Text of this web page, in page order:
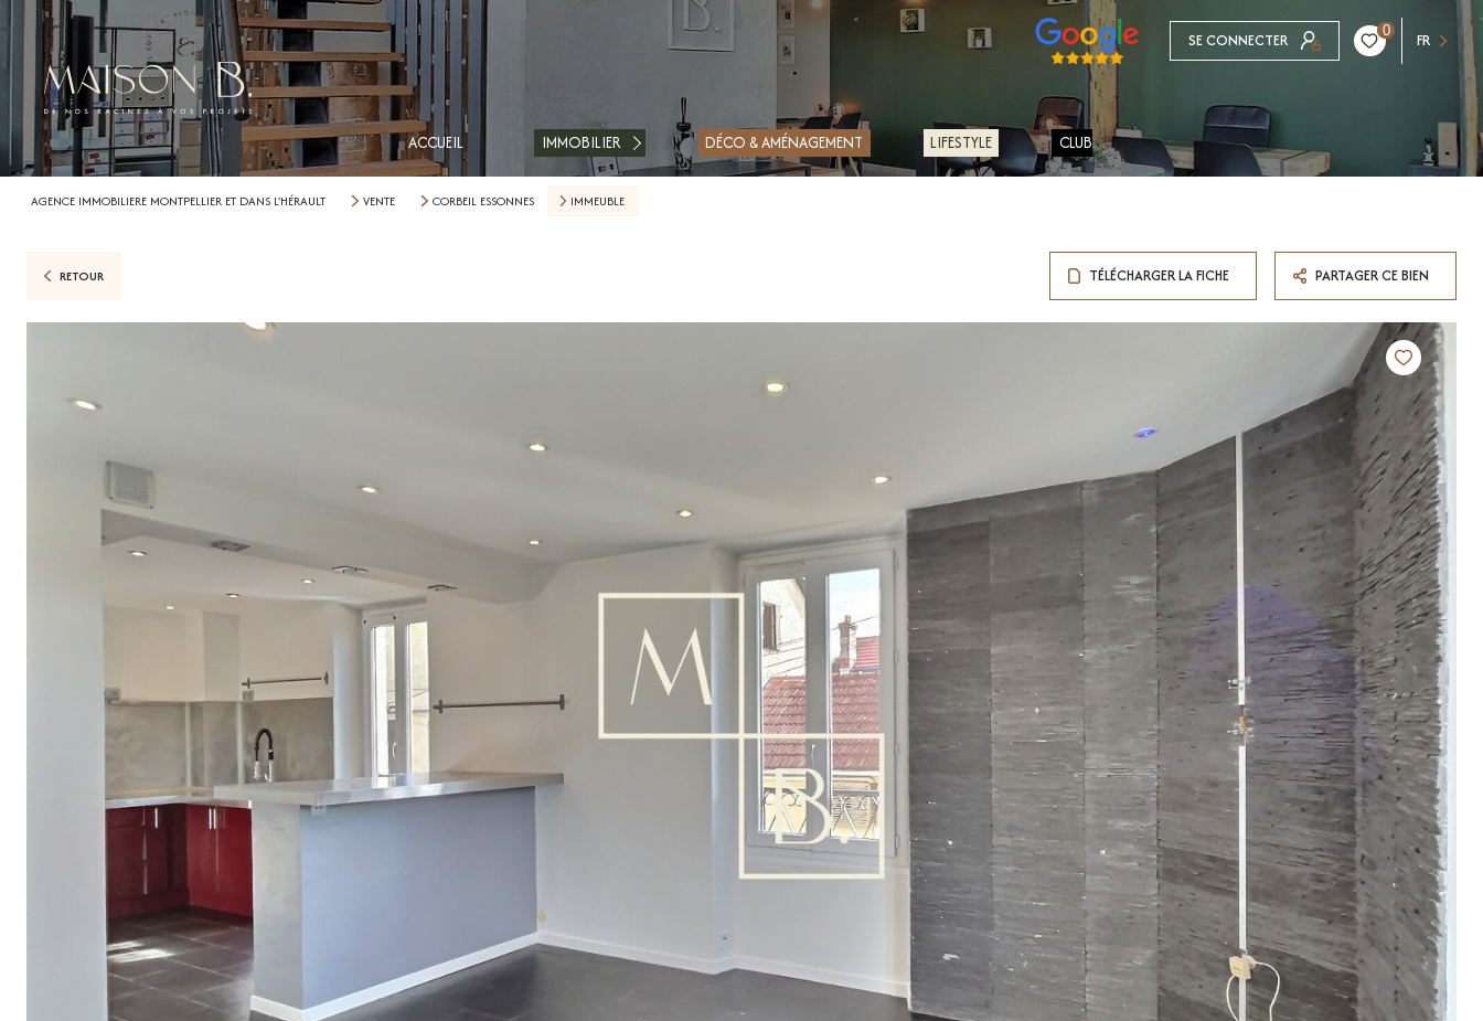
SE CONNECTER 0 FR
ACCUEIL IMMOBILIER
ESTIMER
FAIRE GÉRER
DÉCO & AMÉNAGEMENT LIFESTYLE CLUB
AGENCE IMMOBILIERE MONTPELLIER ET DANS L'HÉRAULT VENTE CORBEIL ESSONNES IMMEUBLE
RETOUR TÉLÉCHARGER LA FICHE PARTAGER CE BIEN